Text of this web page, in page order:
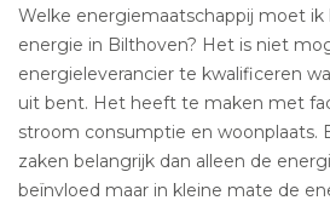
Welke energiemaatschappij moet
energie in Bilthoven? Het is niet
energieleverancier te kwalificeren
uit bent. Het heeft te maken met
stroom consumptie en woonplaats.
zaken belangrijk dan alleen de
beïnvloed maar in kleine mate de